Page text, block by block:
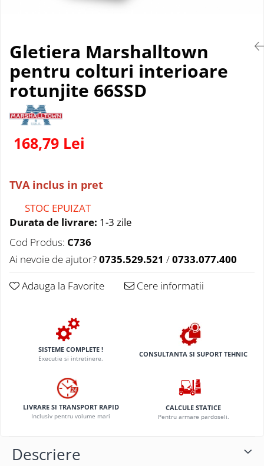
Gletiera Marshalltown
pentru colturi interioare
rotunjite 66SSD
168,79 Lei
TVA inclus in pret
STOC EPUIZAT
Durata de livrare: 1-3 zile
Cod Produs: C736
Ai nevoie de ajutor?0735.529.521 /0733.077.400
Adauga la Favorite
Cere informatii
SISTEME COMPLETE !
Executie si intretinere.
CONSULTANTA SI SUPORT TEHNIC
LIVRARE SI TRANSPORT RAPID
Inclusiv pentru volume mari
CALCULE STATICE
Pentru armare pardoseli.
Descriere